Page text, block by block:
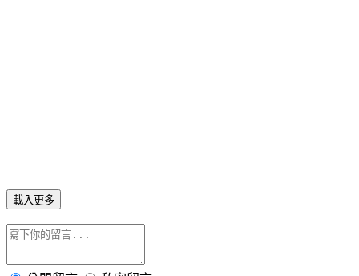
載入更多